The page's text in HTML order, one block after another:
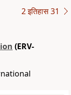
2 इतिहास 31
(ERV-